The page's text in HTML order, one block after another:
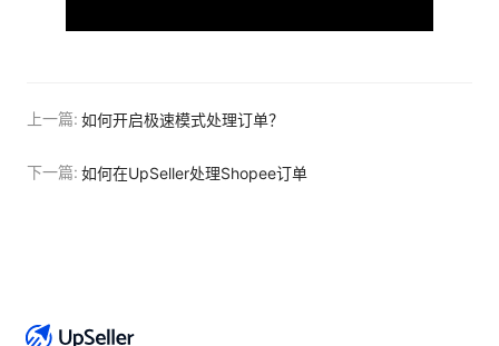
上一篇: 如何开启极速模式处理订单？
下一篇: 如何在UpSeller处理Shopee订单